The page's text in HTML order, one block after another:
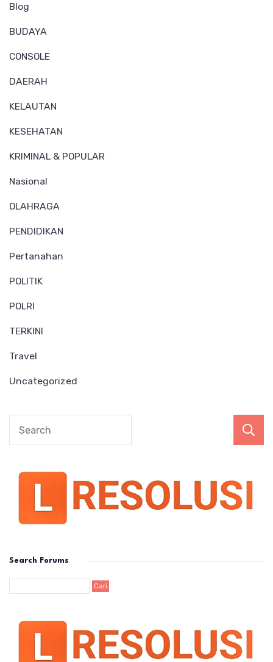
Blog
BUDAYA
CONSOLE
DAERAH
KELAUTAN
KESEHATAN
KRIMINAL & POPULAR
Nasional
OLAHRAGA
PENDIDIKAN
Pertanahan
POLITIK
POLRI
TERKINI
Travel
Uncategorized
Search Forums